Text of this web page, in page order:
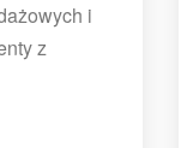
i
z